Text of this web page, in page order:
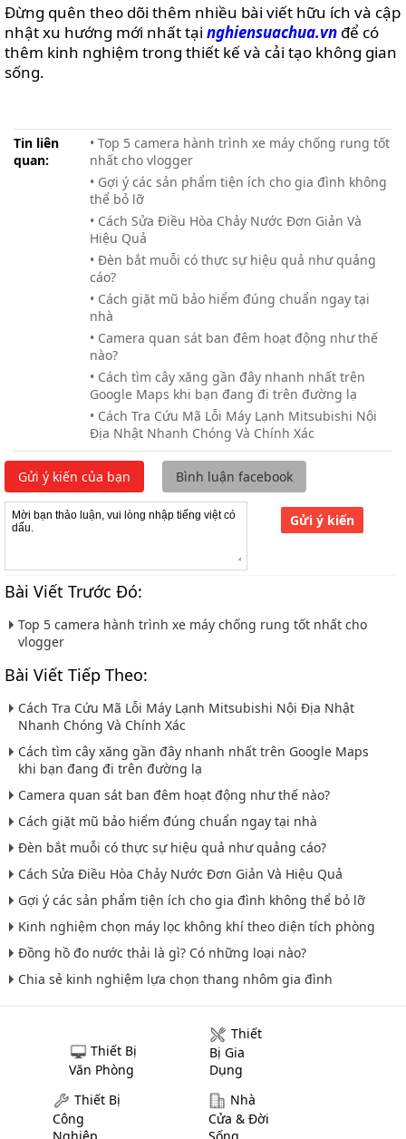
Đừng quên theo dõi thêm nhiều bài viết hữu ích và cập
nhật xu hướng mới nhất tại nghiensuachua.vn để có
thêm kinh nghiệm trong thiết kế và cải tạo không gian
sống.
Tin liên
quan:
• Top 5 camera hành trình xe máy chống rung tốt
nhất cho vlogger
• Gợi ý các sản phẩm tiện ích cho gia đình không
thể bỏ lỡ
• Cách Sửa Điều Hòa Chảy Nước Đơn Giản Và
Hiệu Quả
• Đèn bắt muỗi có thực sự hiệu quả như quảng
cáo?
• Cách giặt mũ bảo hiểm đúng chuẩn ngay tại
nhà
• Camera quan sát ban đêm hoạt động như thế
nào?
• Cách tìm cây xăng gần đây nhanh nhất trên
Google Maps khi bạn đang đi trên đường lạ
• Cách Tra Cứu Mã Lỗi Máy Lạnh Mitsubishi Nội
Địa Nhật Nhanh Chóng Và Chính Xác
Gửi ý kiến của bạn Bình luận facebook
Gửi ý kiến
Bài Viết Trước Đó:
Top 5 camera hành trình xe máy chống rung tốt nhất cho
vlogger
Bài Viết Tiếp Theo:
Cách Tra Cứu Mã Lỗi Máy Lạnh Mitsubishi Nội Địa Nhật
Nhanh Chóng Và Chính Xác
Cách tìm cây xăng gần đây nhanh nhất trên Google Maps
khi bạn đang đi trên đường lạ
Camera quan sát ban đêm hoạt động như thế nào?
Cách giặt mũ bảo hiểm đúng chuẩn ngay tại nhà
Đèn bắt muỗi có thực sự hiệu quả như quảng cáo?
Cách Sửa Điều Hòa Chảy Nước Đơn Giản Và Hiệu Quả
Gợi ý các sản phẩm tiện ích cho gia đình không thể bỏ lỡ
Kinh nghiệm chọn máy lọc không khí theo diện tích phòng
Đồng hồ đo nước thải là gì? Có những loại nào?
Chia sẻ kinh nghiệm lựa chọn thang nhôm gia đình
Thiết Bị
Văn Phòng
Thiết
Bị Gia
Dụng
Thiết Bị
Công
Nhà
Cửa & Đời